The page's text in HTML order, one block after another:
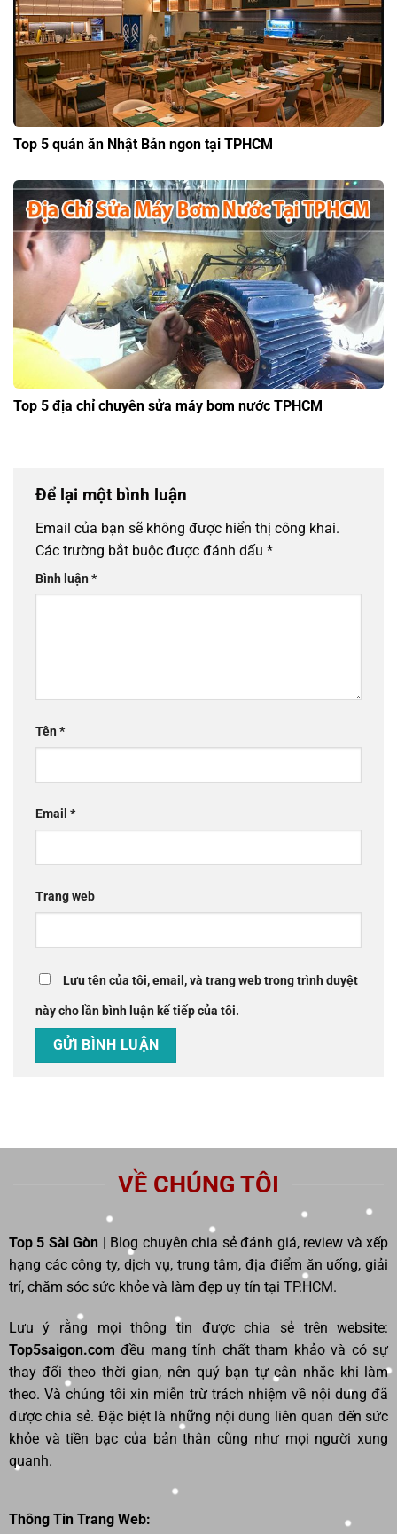
Top 5 quán ăn Nhật Bản ngon tại TPHCM
Top 5 địa chỉ chuyên sửa máy bơm nước TPHCM
Để lại một bình luận
Email của bạn sẽ không được hiển thị công khai.
Các trường bắt buộc được đánh dấu *
Bình luận*
Tên*
Email *
Trang web
Lưu tên của tôi, email, và trang web trong trình duyệt
này cho lần bình luận kế tiếp của tôi.
VỀ CHÚNG TÔI
Top 5 Sài Gòn | Blog chuyên chia sẻ đánh giá, review và xếp
hạng các công ty, dịch vụ, trung tâm, địa điểm ăn uống, giải
trí, chăm sóc sức khỏe và làm đẹp uy tín tại TP.HCM.
Lưu ý rằng mọi thông tin được chia sẻ trên website:
Top5saigon.comđều mang tính chất tham khảo và có sự
thay đổi theo thời gian, nên quý bạn tự cân nhắc khi làm
theo. Và chúng tôi xin miễn trừ trách nhiệm về nội dung đã
được chia sẻ. Đặc biệt là những nội dung liên quan đến sức
khỏe và tiền bạc của bản thân cũng như mọi người xung
quanh.
Thông Tin Trang Web: